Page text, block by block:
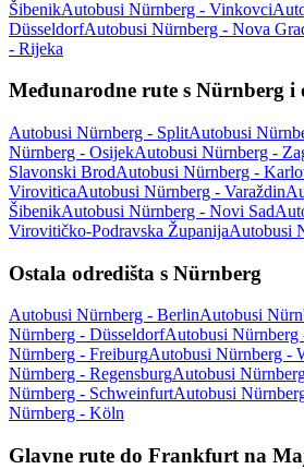
ŠibenikAutobusi Nürnberg - Vinkovci
DüsseldorfAutobusi Nürnberg - Nova
- Rijeka
Međunarodne rute s Nürnberg
Autobusi Nürnberg - SplitAutobusi
Nürnberg - OsijekAutobusi Nürnberg -
Slavonski BrodAutobusi Nürnberg -
ViroviticaAutobusi Nürnberg - Varaždin
ŠibenikAutobusi Nürnberg - Novi Sad
Virovitičko-Podravska ŽupanijaAutobusi
Ostala odredišta s Nürnberg
Autobusi Nürnberg - BerlinAutobusi
Nürnberg - DüsseldorfAutobusi Nürnberg
Nürnberg - FreiburgAutobusi Nürnberg -
Nürnberg - RegensburgAutobusi
Nürnberg - SchweinfurtAutobusi
Nürnberg - Köln
Glavne rute do Frankfurt na